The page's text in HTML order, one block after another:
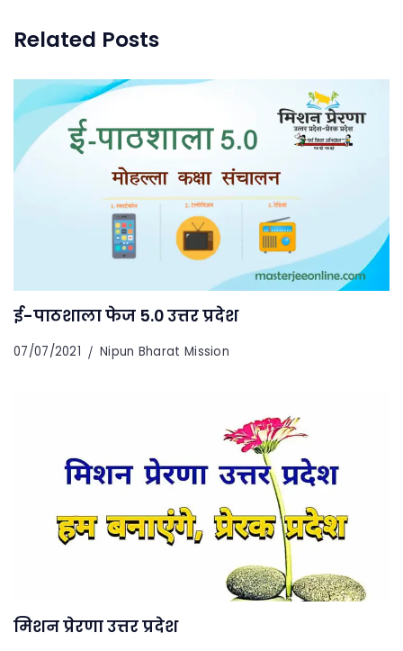
Related Posts
ई-पाठशाला फेज 5.0 उत्तर प्रदेश
07/07/2021 Nipun Bharat Mission
मिशन प्रेरणा उत्तर प्रदेश